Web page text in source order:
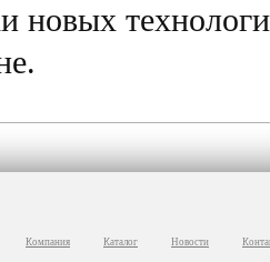
новых
Компания Каталог Новости